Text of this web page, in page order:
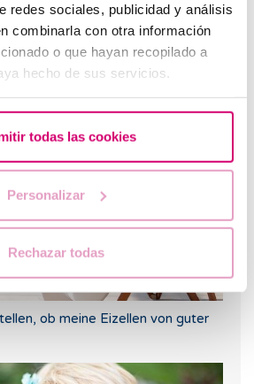
redes sociales, publicidad y análisis
combinarla con otra información
o que hayan recopilado a
hecho de sus servicios.
todas las cookies
Personalizar
Rechazar todas
bis sich die befruchtete Eizelle
ob meine Eizellen von guter